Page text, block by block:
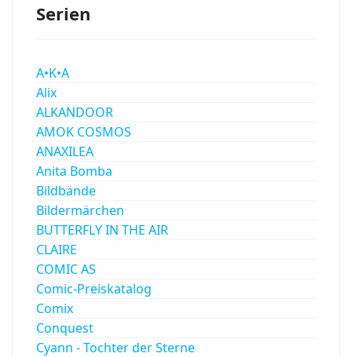
Serien
A•K•A
Alix
ALKANDOOR
AMOK COSMOS
ANAXILEA
Anita Bomba
Bildbände
Bildermärchen
BUTTERFLY IN THE AIR
CLAIRE
COMIC AS
Comic-Preiskatalog
Comix
Conquest
Cyann - Tochter der Sterne